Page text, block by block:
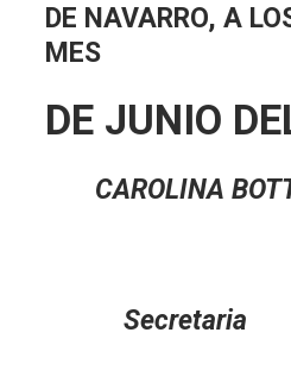
DE NAVARRO, A
MES
DE JUNIO
CAROLINA